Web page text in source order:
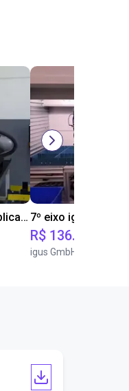
Sétimo eixo igus- Exemplo de aplicação de pick and place
R$ 136.012,76
igus GmbH